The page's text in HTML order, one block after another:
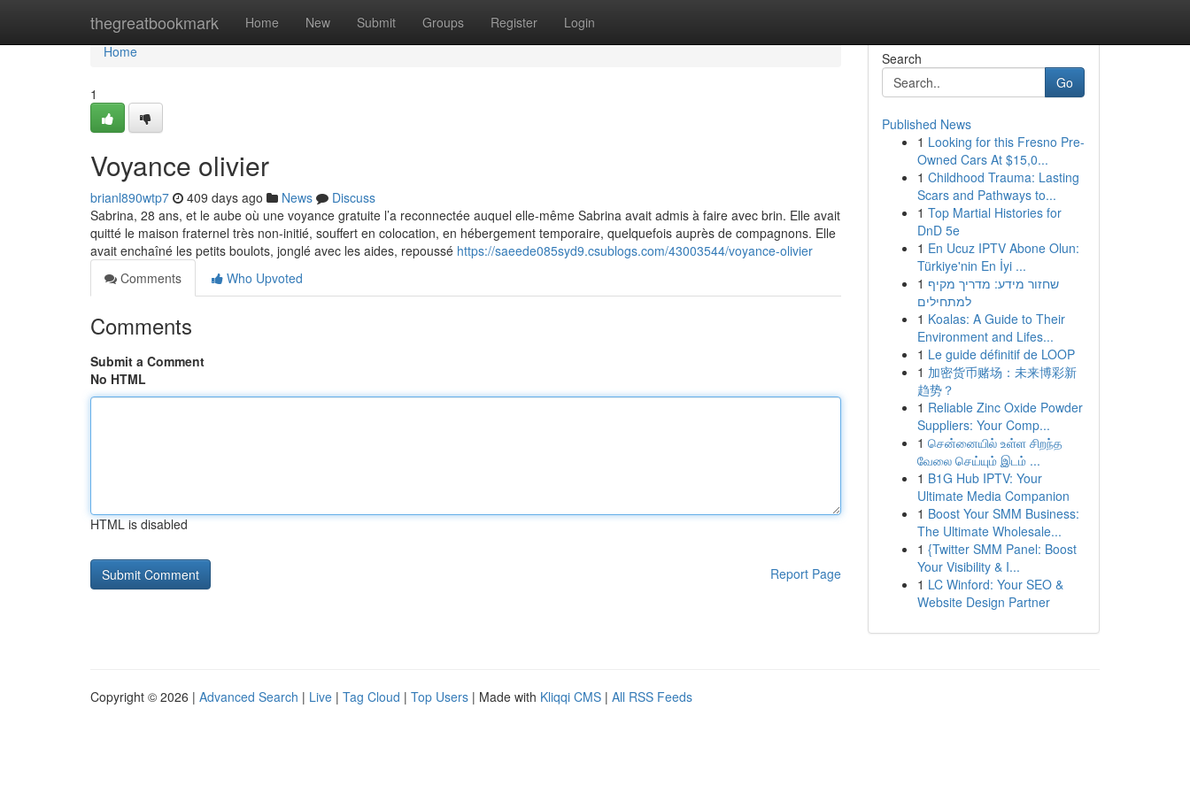
thegreatbookmark Home New Submit Groups Register Login
Home
Home
1
Voyance olivier
brianl890wtp7 409 days ago News
Discuss
Sabrina, 28 ans, et le aube où une voyance gratuite l’a reconnectée auquel elle-même Sabrina avait admis à faire avec brin. Elle avait
quitté le maison fraternel très non-initié, souffert en colocation, en hébergement temporaire, quelquefois auprès de compagnons. Elle
avait enchaîné les petits boulots, jonglé avec les aides, repoussé https://saeede085syd9.csublogs.com/43003544/voyance-olivier
Comments
Who Upvoted
Comments
Submit a Comment
No HTML
HTML is disabled
Report Page
Search
Go
Published News
1 Looking for this Fresno Pre-
Owned Cars At $15,0...
1 Childhood Trauma: Lasting
Scars and Pathways to...
1 Top Martial Histories for
DnD 5e
1 En Ucuz IPTV Abone Olun:
Türkiye'nin En İyi ...
1 שחזור מידע: מדריך מקיף
למתחילים
1 Koalas: A Guide to Their
Environment and Lifes...
1 Le guide définitif de LOOP
1 加密货币赌场：未来博彩新
趋势？
1 Reliable Zinc Oxide Powder
Suppliers: Your Comp...
1 சென்னையில் உள்ள சிறந்த
வேலை செய்யும் இடம் ...
1 B1G Hub IPTV: Your
Ultimate Media Companion
1 Boost Your SMM Business:
The Ultimate Wholesale...
1 {Twitter SMM Panel: Boost
Your Visibility & I...
1 LC Winford: Your SEO &
Website Design Partner
Copyright © 2026 | Advanced Search | Live | Tag Cloud | Top Users | Made with Kliqqi CMS | All RSS Feeds